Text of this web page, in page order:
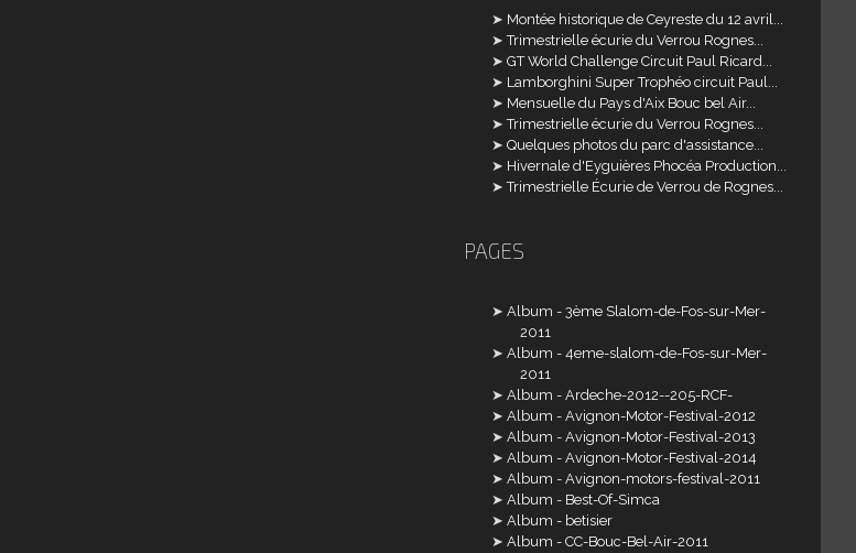
Montée historique de Ceyreste du 12 avril...
Trimestrielle écurie du Verrou Rognes...
GT World Challenge Circuit Paul Ricard...
Lamborghini Super Trophéo circuit Paul...
Mensuelle du Pays d'Aix Bouc bel Air...
Trimestrielle écurie du Verrou Rognes...
Quelques photos du parc d'assistance...
Hivernale d'Eyguières Phocéa Production...
Trimestrielle Écurie de Verrou de Rognes...
PAGES
Album - 3ème Slalom-de-Fos-sur-Mer-
2011
Album - 4eme-slalom-de-Fos-sur-Mer-
2011
Album - Ardeche-2012--205-RCF-
Album - Avignon-Motor-Festival-2012
Album - Avignon-Motor-Festival-2013
Album - Avignon-Motor-Festival-2014
Album - Avignon-motors-festival-2011
Album - Best-Of-Simca
Album - betisier
Album - CC-Bouc-Bel-Air-2011